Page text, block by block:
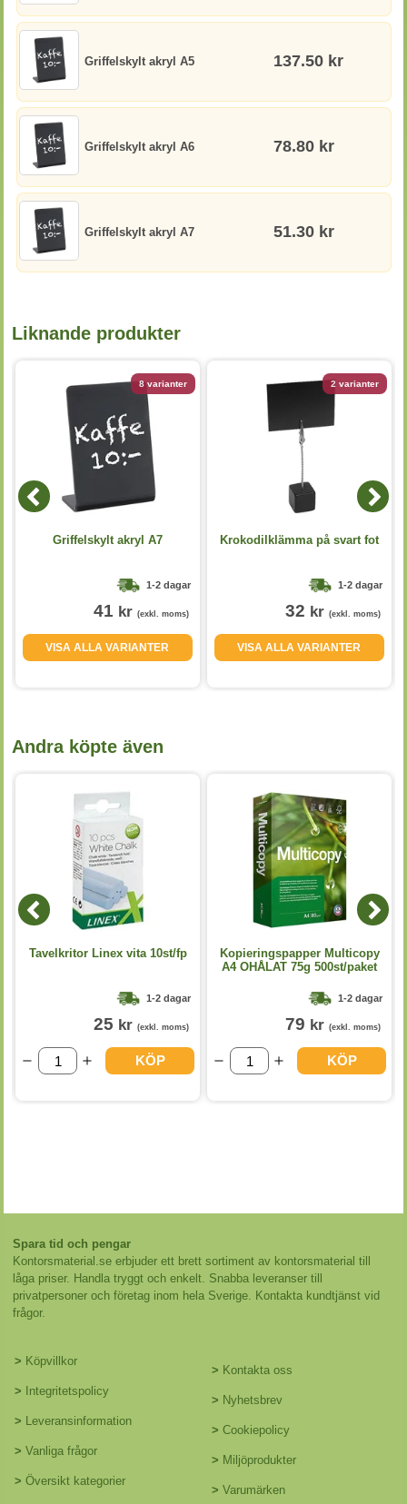
Griffelskylt akryl A5 137.50 kr
Griffelskylt akryl A6 78.80 kr
Griffelskylt akryl A7 51.30 kr
Liknande produkter
8 varianter
Griffelskylt akryl A7
1-2 dagar
41 kr (exkl. moms)
VISA ALLA VARIANTER
2 varianter
Krokodilklämma på svart fot
1-2 dagar
32 kr (exkl. moms)
VISA ALLA VARIANTER
Andra köpte även
Tavelkritor Linex vita 10st/fp
1-2 dagar
25 kr (exkl. moms)
KÖP
Kopieringspapper Multicopy
A4 OHÅLAT 75g 500st/paket
1-2 dagar
79 kr (exkl. moms)
KÖP
Spara tid och pengar
Kontorsmaterial.se erbjuder ett brett sortiment av kontorsmaterial till
låga priser. Handla tryggt och enkelt. Snabba leveranser till
privatpersoner och företag inom hela Sverige. Kontakta kundtjänst vid
frågor.
> Köpvillkor
> Integritetspolicy
> Leveransinformation
> Vanliga frågor
> Översikt kategorier
> Kontakta oss
> Nyhetsbrev
> Cookiepolicy
> Miljöprodukter
> Varumärken